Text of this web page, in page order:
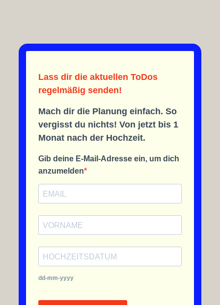
Lass dir die aktuellen ToDos
regelmäßig senden!
Mach dir die Planung einfach. So
vergisst du nichts! Von jetzt bis 1
Monat nach der Hochzeit.
Gib deine E-Mail-Adresse ein, um dich
anzumelden
dd-mm-yyyy